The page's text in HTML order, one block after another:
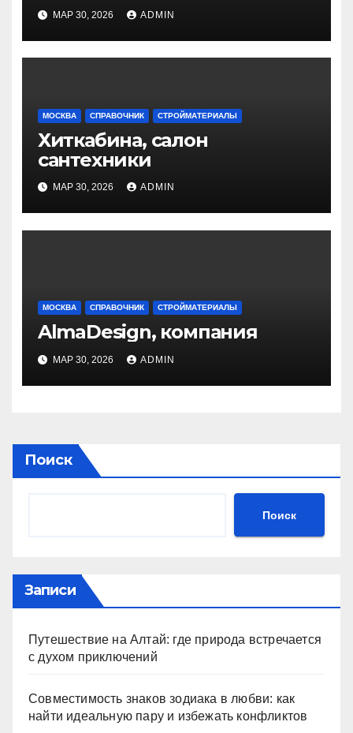
МАР 30, 2026 ADMIN
МОСКВА СПРАВОЧНИК СТРОЙМАТЕРИАЛЫ
Хиткабина, салон
сантехники
МАР 30, 2026 ADMIN
МОСКВА СПРАВОЧНИК СТРОЙМАТЕРИАЛЫ
AlmaDesign, компания
МАР 30, 2026 ADMIN
Поиск
Поиск
Записи
Путешествие на Алтай: где природа встречается
с духом приключений
Совместимость знаков зодиака в любви: как
найти идеальную пару и избежать конфликтов